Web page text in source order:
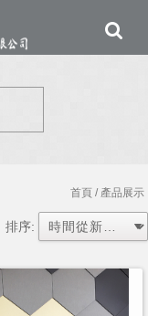
首頁/ 產品展示
排序: